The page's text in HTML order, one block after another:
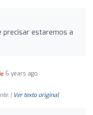
precisar estaremos a
6 years ago
| Ver texto original